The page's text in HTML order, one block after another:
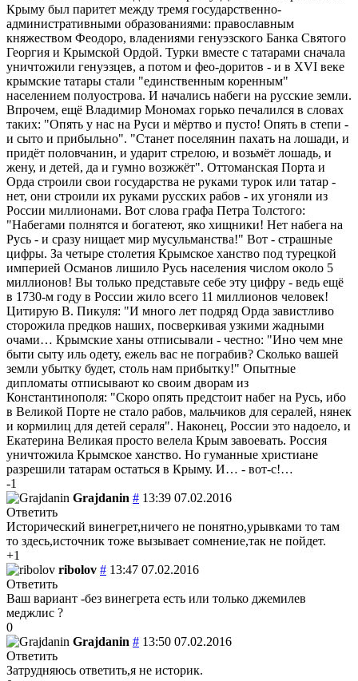
Крыму был паритет между тремя государственно-
административными образованиями: православным
княжеством Феодоро, владениями генуэзского Банка Святого
Георгия и Крымской Ордой. Турки вместе с татарами сначала
уничтожили генуэзцев, а потом и фео-доритов - и в XVI веке
крымские татары стали "единственным коренным"
населением полуострова. И начались набеги на русские земли.
Впрочем, ещё Владимир Мономах горько печалился в словах
таких: "Опять у нас на Руси и мёртво и пусто! Опять в степи -
и сыто и прибыльно". "Станет поселянин пахать на лошади, и
придёт половчанин, и ударит стрелою, и возьмёт лошадь, и
жену, и детей, да и гумно возжжёт". Оттоманская Порта и
Орда строили свои государства не руками турок или татар -
нет, они строили их руками русских рабов - их угоняли из
России миллионами. Вот слова графа Петра Толстого:
"Набегами полнятся и богатеют, яко хищники! Нет набега на
Русь - и сразу нищает мир мусульманства!" Вот - страшные
цифры. За четыре столетия Крымское ханство под турецкой
империей Османов лишило Русь населения числом около 5
миллионов! Вы только представьте себе эту цифру - ведь ещё
в 1730-м году в России жило всего 11 миллионов человек!
Цитирую В. Пикуля: "И много лет подряд Орда завистливо
сторожила предков наших, посверкивая узкими жадными
очами… Крымские ханы отписывали - честно: "Ино чем мне
быти сыту иль одету, ежель вас не пограбив? Сколько вашей
земли убытку будет, столь нам прибытку!" Опытные
дипломаты отписывают ко своим дворам из
Константинополя: "Скоро опять предстоит набег на Русь, ибо
в Великой Порте не стало рабов, мальчиков для сералей, нянек
и кормилиц для детей сераля". Наконец, России это надоело, и
Екатерина Великая просто велела Крым завоевать. Россия
уничтожила Крымское ханство. Но гуманные христиане
разрешили татарам остаться в Крыму. И… - вот-с!…
-1
Grajdanin # 13:39 07.02.2016
Ответить
Исторический винегрет,ничего не понятно,урывками то там
то здесь,источник тоже вызывает сомнение,так не пойдет.
+1
ribolov # 13:47 07.02.2016
Ответить
Ваш вариант -без винегрета есть или только джемилев
меджлис ?
0
Grajdanin # 13:50 07.02.2016
Ответить
Затрудняюсь ответить,я не историк.